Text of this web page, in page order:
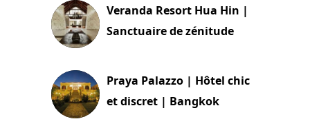
Veranda Resort Hua Hin |
Sanctuaire de zénitude
Praya Palazzo | Hôtel chic
et discret | Bangkok